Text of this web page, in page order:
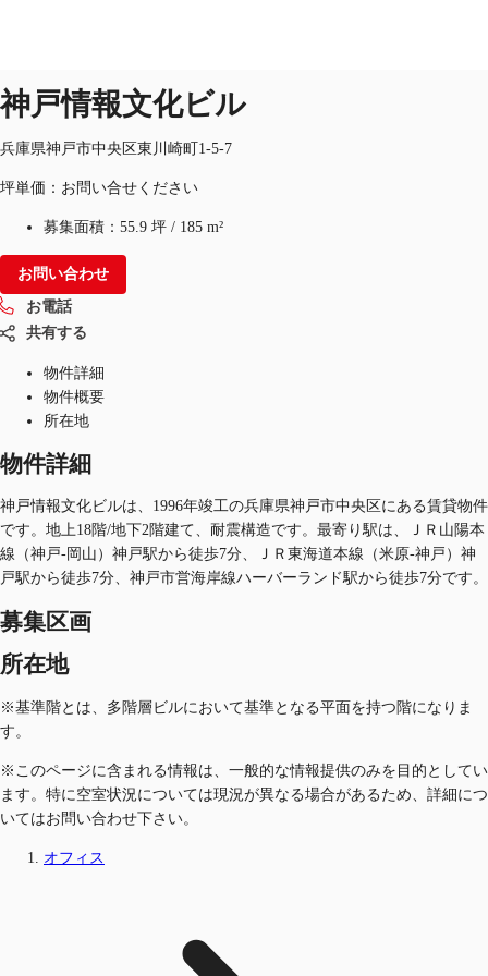
オフィス・事務所
倉庫・物流センター
記事
仲介会社様はこちらへ
お気に入り
JP
神戸情報文化ビル
兵庫県神戸市中央区東川崎町1-5-7
坪単価：お問い合せください
募集面積： 55.9 坪 / 185 m²
お問い合わせ
お電話
共有する
物件詳細
物件概要
所在地
物件詳細
神戸情報文化ビルは、1996年竣工の兵庫県神戸市中央区にある賃貸物件
です。地上18階/地下2階建て、耐震構造です。最寄り駅は、ＪＲ山陽本
線（神戸-岡山）神戸駅から徒歩7分、ＪＲ東海道本線（米原-神戸）神
戸駅から徒歩7分、神戸市営海岸線ハーバーランド駅から徒歩7分です。
募集区画
所在地
※基準階とは、多階層ビルにおいて基準となる平面を持つ階になりま
す。
※このページに含まれる情報は、一般的な情報提供のみを目的としてい
ます。特に空室状況については現況が異なる場合があるため、詳細につ
いてはお問い合わせ下さい。
オフィス